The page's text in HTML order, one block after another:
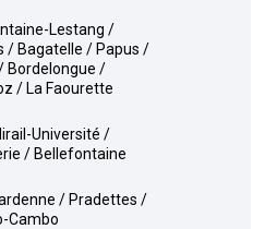
/ Bagatelle / Papus /
Bordelongue /
/ La Faourette
/ Bellefontaine
Cambo